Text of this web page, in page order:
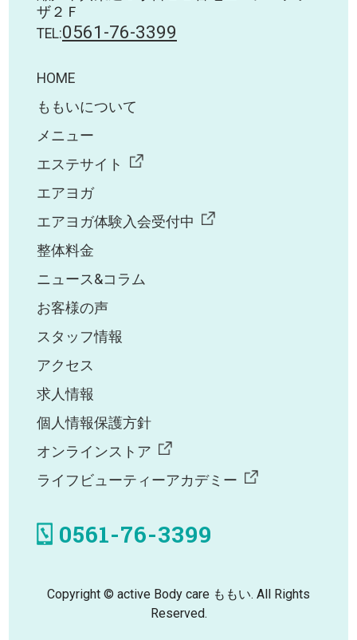
ザ２Ｆ
TEL:0561-76-3399
HOME
ももいについて
メニュー
エステサイト
エアヨガ
エアヨガ体験入会受付中
整体料金
ニュース&コラム
お客様の声
スタッフ情報
アクセス
求人情報
個人情報保護方針
オンラインストア
ライフビューティーアカデミー
0561-76-3399
Copyright © active Body care ももい. All Rights
Reserved.